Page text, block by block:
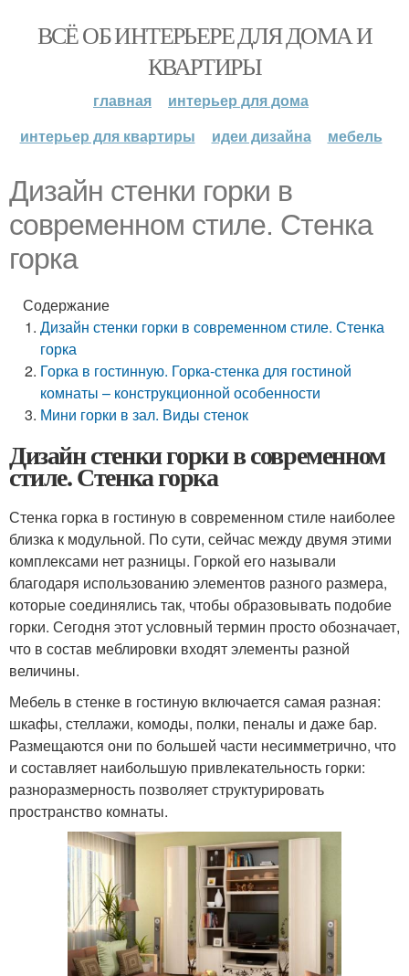
ВСЁ ОБ ИНТЕРЬЕРЕ ДЛЯ ДОМА И
КВАРТИРЫ
главная
интерьер для дома
интерьер для квартиры
идеи дизайна мебель
Дизайн стенки горки в
современном стиле. Стенка
горка
Содержание
Дизайн стенки горки в современном стиле. Стенка
горка
Горка в гостинную. Горка-стенка для гостиной
комнаты – конструкционной особенности
Мини горки в зал. Виды стенок
Дизайн стенки горки в современном
стиле. Стенка горка
Стенка горка в гостиную в современном стиле наиболее
близка к модульной. По сути, сейчас между двумя этими
комплексами нет разницы. Горкой его называли
благодаря использованию элементов разного размера,
которые соединялись так, чтобы образовывать подобие
горки. Сегодня этот условный термин просто обозначает,
что в состав меблировки входят элементы разной
величины.
Мебель в стенке в гостиную включается самая разная:
шкафы, стеллажи, комоды, полки, пеналы и даже бар.
Размещаются они по большей части несимметрично, что
и составляет наибольшую привлекательность горки:
разноразмерность позволяет структурировать
пространство комнаты.